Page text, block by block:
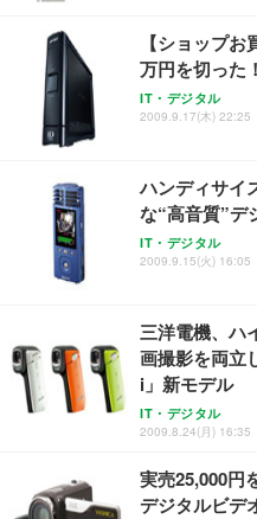
【ショップ
万円を切った
IT・デジタル
2009.9.17(木) 22:25
ハンディサイ
な“高音質”デ
IT・デジタル
2009.9.15(火) 16:05
三洋電機、ハ
画撮影を両立
i」新モデル
IT・デジタル
2009.8.24(月) 16:35
実売25,000
デジタルビデ